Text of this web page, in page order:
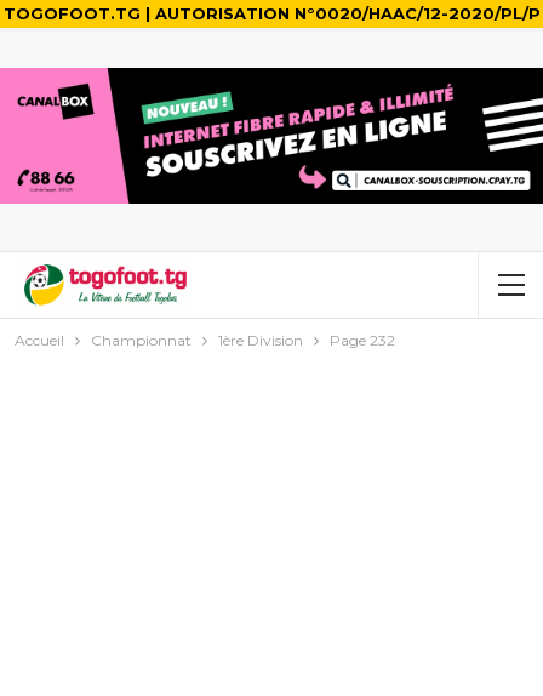
TOGOFOOT.TG | AUTORISATION N°0020/HAAC/12-2020/PL/P
Accueil Championnat 1ère Division Page 232